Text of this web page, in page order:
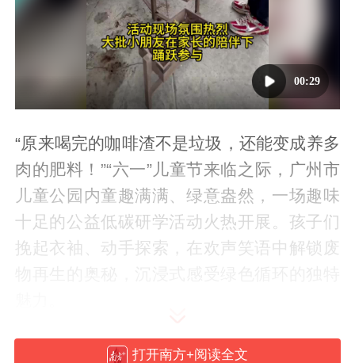
00:29
“原来喝完的咖啡渣不是垃圾，还能变成养多
肉的肥料！”“六一”儿童节来临之际，广州市
儿童公园内童趣满满、绿意盎然，一场趣味
十足的公益低碳研学活动火热开展。孩子们
挽起衣袖、动手探索，在欢声笑语中解锁废
本次活动由上海壹达资源再生科技有限公司
打开南方+阅读全文